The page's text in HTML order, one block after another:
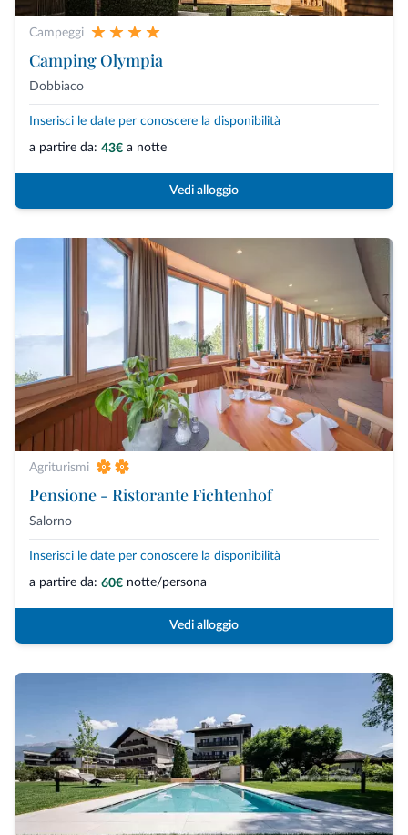
Campeggi
Camping Olympia
Dobbiaco
Inserisci le date per conoscere la disponibilità
a partire da: 43€ a notte
Vedi alloggio
Agriturismi
Pensione - Ristorante Fichtenhof
Salorno
Inserisci le date per conoscere la disponibilità
a partire da: 60€ notte/persona
Vedi alloggio